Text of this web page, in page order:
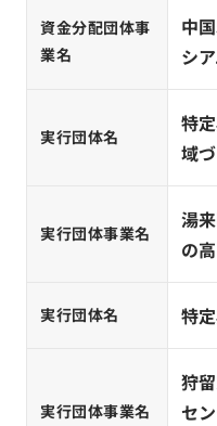
資金分配団体事
業名
中
シ
実行団体名
特
域
実行団体事業名
湯
の
実行団体名 特
実行団体事業名
狩
セ